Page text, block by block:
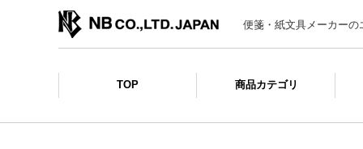
便箋・紙文具メーカーの
TOP 商品カテゴリ